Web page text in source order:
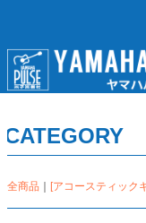
CATEGORY
全商品 [アコースティック